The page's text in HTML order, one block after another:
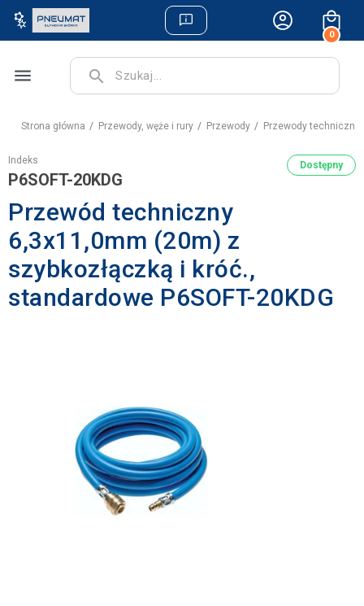
0
menu search
Strona główna Przewody, węże i rury Przewody Przewody techniczne
Indeks
P6SOFT-20KDG
Dostępny
Przewód techniczny
6,3x11,0mm (20m) z
szybkozłączką i króć.,
standardowe P6SOFT-20KDG